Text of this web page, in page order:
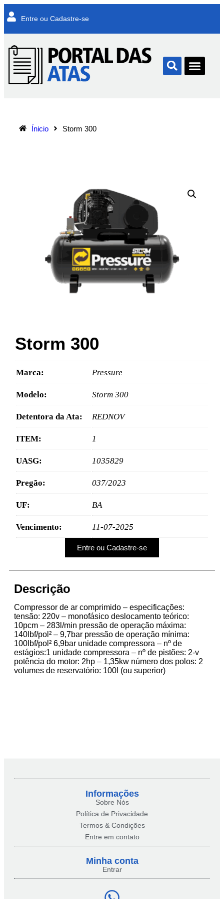
Entre ou Cadastre-se
Ínicio Storm 300
Storm 300
Marca: Pressure
Modelo: Storm 300
Detentora da Ata: REDNOV
ITEM: 1
UASG: 1035829
Pregão: 037/2023
UF: BA
Vencimento: 11-07-2025
Entre ou Cadastre-se
Descrição
Compressor de ar comprimido – especificações:
tensão: 220v – monofásico deslocamento teórico:
10pcm – 283l/min pressão de operação máxima:
140lbf/pol² – 9,7bar pressão de operação mínima:
100lbf/pol² 6,9bar unidade compressora – nº de
estágios:1 unidade compressora – nº de pistões: 2-v
potência do motor: 2hp – 1,35kw número dos polos: 2
volumes de reservatório: 100l (ou superior)
Informações
Sobre Nós
Política de Privacidade
Termos & Condições
Entre em contato
Minha conta​
Entrar